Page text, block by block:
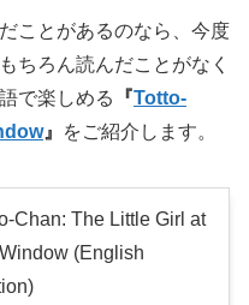
ことがあるのなら、今度
ちろん読んだことがなく
で楽しめる
『Totto-
』 をご紹介します。
Chan: The Little Girl at
(English